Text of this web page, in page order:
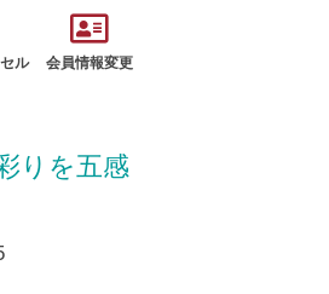
ル 会員情報変更
りを五感